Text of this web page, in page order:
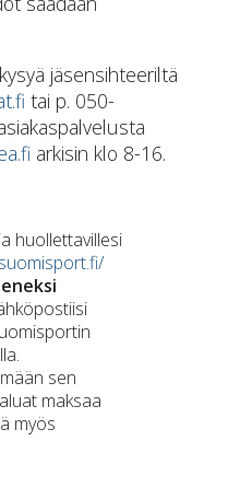
jäsensihteeriltä
tai p. 050-
arkisin klo 8-16.
huollettavillesi
sen
maksaa
myös